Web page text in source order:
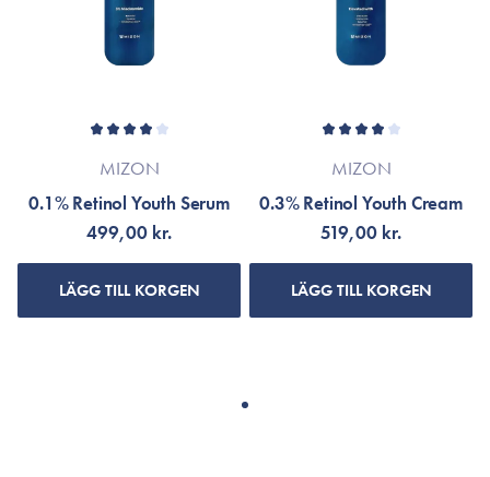
MIZON
0.1% Retinol Youth Serum
499,00 kr.
LÄGG TILL KORGEN
MIZON
0.3% Retinol Youth Cream
519,00 kr.
LÄGG TILL KORGEN